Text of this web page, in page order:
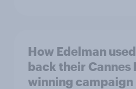
How Edelman
back their Cannes
winning campaign